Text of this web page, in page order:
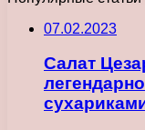
07.02.2023
Салат